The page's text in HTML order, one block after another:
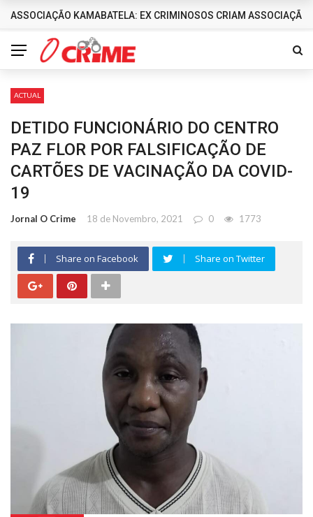
DESTAQUES
ASSOCIAÇÃO KAMABATELA: EX CRIMINOSOS CRIAM
ACTUAL
DETIDO FUNCIONÁRIO DO CENTRO
PAZ FLOR POR FALSIFICAÇÃO DE
CARTÕES DE VACINAÇÃO DA COVID-
19
Jornal O Crime 18 de Novembro, 2021 0 1773
Share on Facebook Share on Twitter